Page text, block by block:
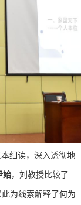
细读，深入透彻地
始，刘教授比较了
为线索解释了何为